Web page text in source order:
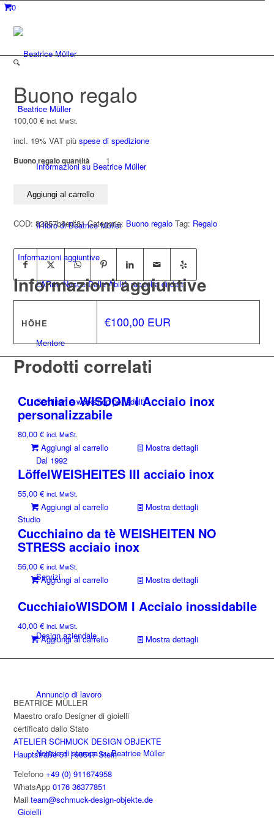
0
Beatrice Müller
Informazioni su Beatrice Müller
Il libro di Beatrice Müller
L’ARrte Nasce Dalle Abiltà raccolta di detti
Mentore
Seminari e workshop per adulti
Dal 1992
Studio
Servizi
Design aziendale
Annuncio di lavoro
Notizie di stampa su Beatrice Müller
Gioielli
Buono regalo
100,00€ incl. MwSt.
incl. 19% VAT piùspese di spedizione
Buono regalo quantità
Aggiungi al carrello
COD:82857b8edf81 Categoria: Buono regalo Tag: Regalo
Informazioni aggiuntive
Informazioni aggiuntive
HÖHE €100,00 EUR
Prodotti correlati
Cucchiaio WISDOM I Acciaio inox
personalizzabile
80,00€ incl. MwSt.
Aggiungi al carrello Mostra dettagli
LöffelWEISHEITES III acciaio inox
55,00€ incl. MwSt.
Aggiungi al carrello Mostra dettagli
Cucchiaino da tè WEISHEITEN NO
STRESS acciaio inox
56,00€ incl. MwSt.
Aggiungi al carrello Mostra dettagli
CucchiaioWISDOM I Acciaio inossidabile
40,00€ incl. MwSt.
Aggiungi al carrello Mostra dettagli
BEATRICE MÜLLER
Maestro orafo Designer di gioielli
certificato dallo Stato
ATELIER SCHMUCK DESIGN OBJEKTE
Hauptstraße 51 | 90547 Stein
Telefono+49 (0) 911674958
WhatsApp0176 36377851
Mailteam@schmuck-design-objekte.de